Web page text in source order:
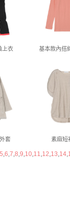
上衣 基本款內搭
套 素麻短
5 6 7 8 9 10 11 12 13 14